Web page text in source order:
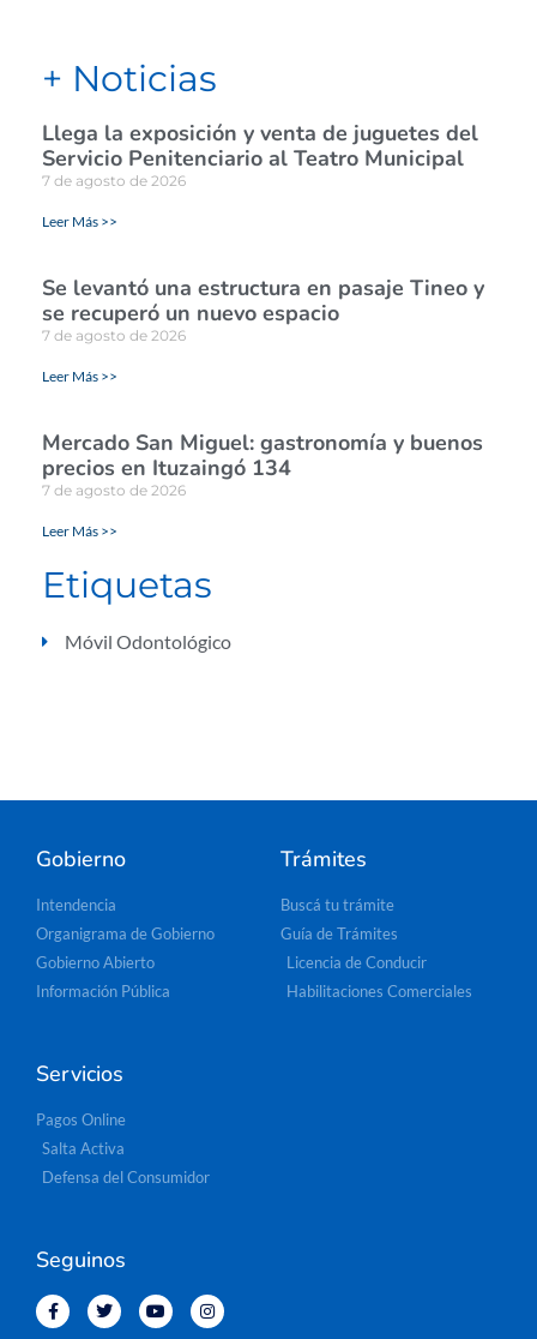
+ Noticias
Llega la exposición y venta de juguetes del
Servicio Penitenciario al Teatro Municipal
7 de agosto de 2026
Leer Más >>
Se levantó una estructura en pasaje Tineo y
se recuperó un nuevo espacio
7 de agosto de 2026
Leer Más >>
Mercado San Miguel: gastronomía y buenos
precios en Ituzaingó 134
7 de agosto de 2026
Leer Más >>
Etiquetas
Móvil Odontológico
Gobierno
Intendencia
Organigrama de Gobierno
Gobierno Abierto
Información Pública
Trámites
Buscá tu trámite
Guía de Trámites
Licencia de Conducir
Habilitaciones Comerciales
Servicios
Pagos Online
Salta Activa
Defensa del Consumidor
Seguinos